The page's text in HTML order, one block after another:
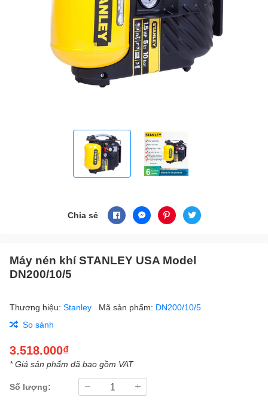
Chia sẻ
Máy nén khí STANLEY USA Model
DN200/10/5
Thương hiệu: Stanley Mã sản phẩm: DN200/10/5
So sánh
3.518.000₫
* Giá sản phẩm đã bao gồm VAT
Số lượng: